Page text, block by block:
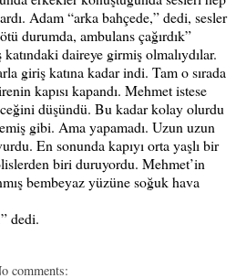
Adam “arka bahçede,” dedi, sesler
durumda, ambulans çağırdık”
daireye girmiş olmalıydılar.
giriş katına kadar indi. Tam o sırada
kapısı kapandı. Mehmet istese
düşündü. Bu kadar kolay olurdu
gibi. Ama yapamadı. Uzun uzun
En sonunda kapıyı orta yaşlı bir
biri duruyordu. Mehmet’in
bembeyaz yüzüne soğuk hava
dedi.
comments: